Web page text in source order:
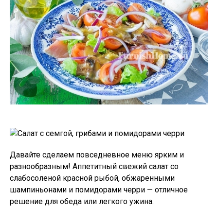
Давайте сделаем повседневное меню ярким и
разнообразным! Аппетитный свежий салат со
слабосоленой красной рыбой, обжаренными
шампиньонами и помидорами черри — отличное
решение для обеда или легкого ужина.